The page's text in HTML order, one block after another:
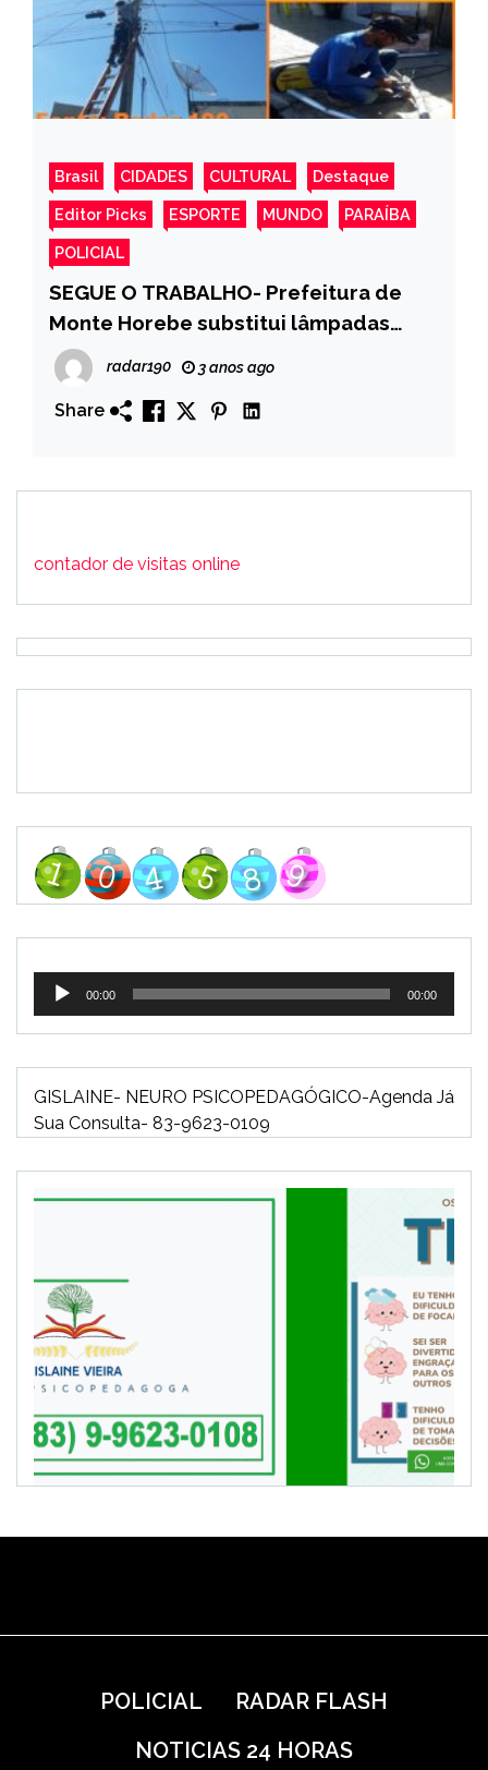
Brasil CIDADES CULTURAL Destaque
Editor Picks ESPORTE MUNDO PARAÍBA
POLICIAL
SEGUE O TRABALHO- Prefeitura de
Monte Horebe substitui lâmpadas
comuns por lâmpadas LED
radar190 3 anos ago
Share
contador de visitas online
Tocador
áudio
00:00 00:00
GISLAINE- NEURO PSICOPEDAGÓGICO-Agenda Já
Sua Consulta- 83-9623-0109
POLICIAL
RADAR FLASH
NOTICIAS 24 HORAS